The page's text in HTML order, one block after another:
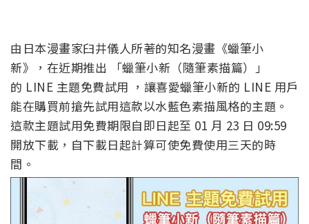
由日本漫畫家臼井儀人所著的知名漫畫《蠟筆小
新》，在近期推出 「蠟筆小新（隨筆素描篇）」
的 LINE 主題免費試用 ，讓喜愛蠟筆小新的 LINE 用戶
能在購買前搶先試用這款以水藍色素描風格的主題。
這款主題試用免費期限自即日起至 01 月 23 日 09:59
開放下載，自下載日起計算可使免費使用三天的時
間。